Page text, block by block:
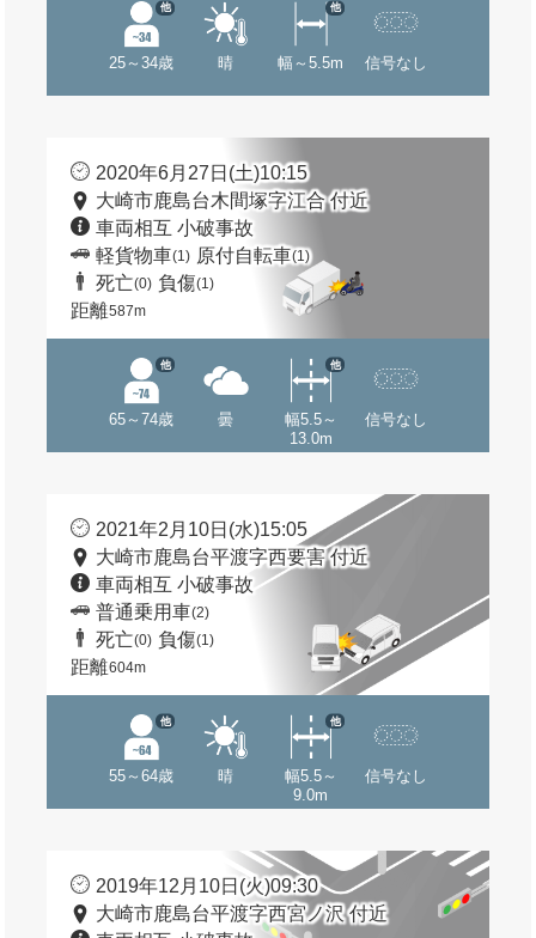
25～34歳
他
晴 幅～5.5m
他
信号なし
2020年6月27日(土)10:15
大崎市鹿島台木間塚字江合 付近
車両相互 小破事故
軽貨物車(1) 原付自転車(1)
死亡(0) 負傷(1)
距離587m
65～74歳
他
曇
幅5.5～
13.0m
他
信号なし
2021年2月10日(水)15:05
大崎市鹿島台平渡字西要害 付近
車両相互 小破事故
普通乗用車(2)
死亡(0) 負傷(1)
距離604m
55～64歳
他
晴
幅5.5～
9.0m
他
信号なし
2019年12月10日(火)09:30
大崎市鹿島台平渡字西宮ノ沢 付近